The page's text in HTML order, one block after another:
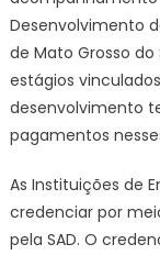
Desenvolvimento
de Mato Grosso
estágios
desenvolvimento
pagamentos
As Instituições de
credenciar por
pela SAD. O